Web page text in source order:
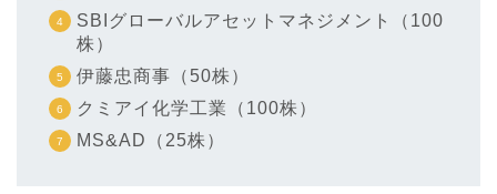
SBIグローバルアセットマネジメント（100
株）
伊藤忠商事（50株）
クミアイ化学工業（100株）
MS&AD（25株）